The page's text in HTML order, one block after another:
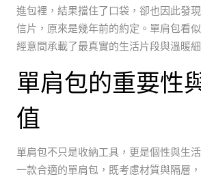
進包裡，結果擋住了口袋，卻也因此發
信片，原來是幾年前的約定。單肩包看
經意間承載了最真實的生活片段與溫暖細
單肩包的重要性
值
單肩包不只是收納工具，更是個性與生
一款合適的單肩包，既考慮材質與隔層